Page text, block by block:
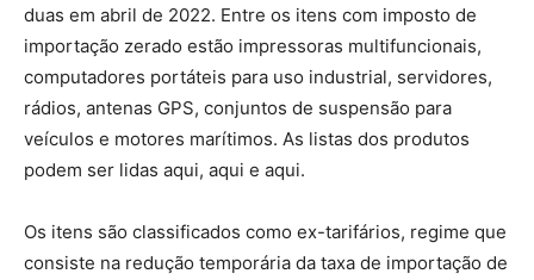
duas em abril de 2022. Entre os itens com imposto de
importação zerado estão impressoras multifuncionais,
computadores portáteis para uso industrial, servidores,
rádios, antenas GPS, conjuntos de suspensão para
veículos e motores marítimos. As listas dos produtos
podem ser lidas aqui, aqui e aqui.
Os itens são classificados como ex-tarifários, regime que
consiste na redução temporária da taxa de importação de